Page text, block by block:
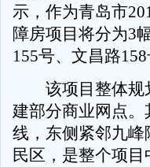
示，作为青岛市
障房项目将分为3
155号、文昌路
该项目整体规划
建部分商业网点
线，东侧紧邻九
民区，是整个项